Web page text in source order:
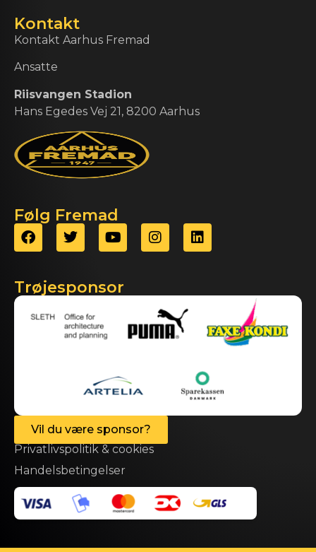
Kontakt
Kontakt Aarhus Fremad
Ansatte
Riisvangen Stadion
Hans Egedes Vej 21, 8200 Aarhus
Følg Fremad
Trøjesponsor
Vil du være sponsor?
Privatlivspolitik & cookies
Handelsbetingelser